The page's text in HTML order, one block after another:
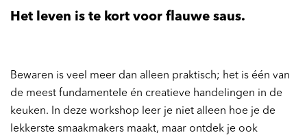
Het leven is te kort voor flauwe saus.
Bewaren is veel meer dan alleen praktisch; het is één van
de meest fundamentele én creatieve handelingen in de
keuken. In deze workshop leer je niet alleen hoe je de
lekkerste smaakmakers maakt, maar ontdek je ook